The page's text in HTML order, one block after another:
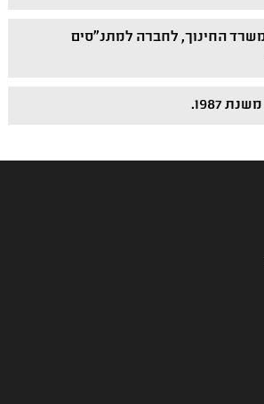
החינוך, לחברה למתנ"סים
1987.